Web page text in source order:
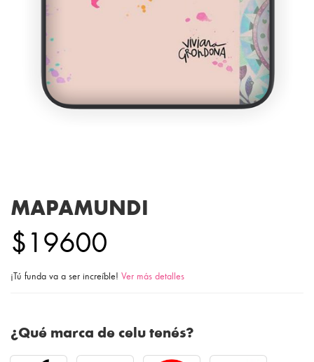
MAPAMUNDI
$19600
¡Tú funda va a ser increíble! Ver más detalles
¿Qué marca de celu tenés?